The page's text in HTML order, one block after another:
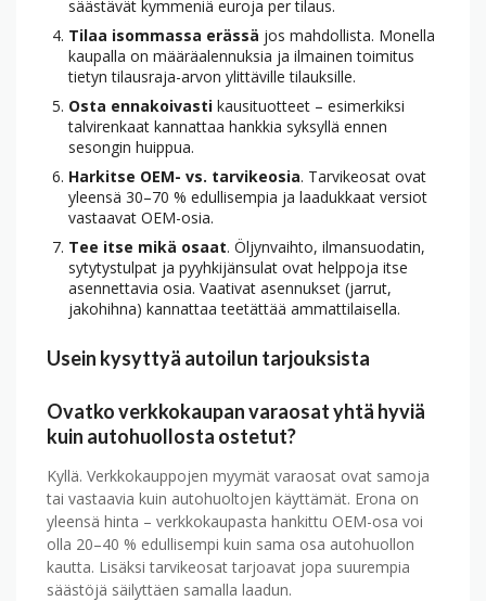
säästävät kymmeniä euroja per tilaus.
Tilaa isommassa erässä jos mahdollista. Monella
kaupalla on määräalennuksia ja ilmainen toimitus
tietyn tilausraja-arvon ylittäville tilauksille.
Osta ennakoivasti kausituotteet – esimerkiksi
talvi­renkaat kannattaa hankkia syksyllä ennen
sesongin huippua.
Harkitse OEM- vs. tarvike­osia. Tarvike­osat ovat
yleensä 30–70 % edullisempia ja laadukkaat versiot
vastaavat OEM-osia.
Tee itse mikä osaat. Öljyn­vaihto, ilman­suodatin,
sytytys­tulpat ja pyyhkijän­sulat ovat helppoja itse
asennettavia osia. Vaativat asennukset (jarrut,
jakohihna) kannattaa teetättää ammattilaisella.
Usein kysyttyä autoilun tarjouksista
Ovatko verkkokaupan varaosat yhtä hyviä
kuin auto­huollosta ostetut?
Kyllä. Verkkokauppojen myymät varaosat ovat samoja
tai vastaavia kuin auto­huoltojen käyttämät. Erona on
yleensä hinta – verkkokaupasta hankittu OEM-osa voi
olla 20–40 % edullisempi kuin sama osa auto­huollon
kautta. Lisäksi tarvike­osat tarjoavat jopa suurempia
säästöjä säilyttäen samalla laadun.